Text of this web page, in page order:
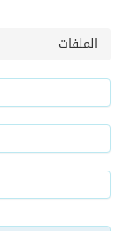
الملفات